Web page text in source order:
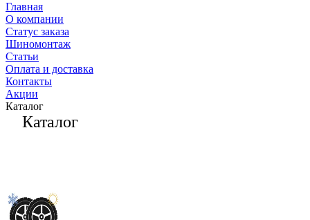
Главная
О компании
Статус заказа
Шиномонтаж
Статьи
Оплата и доставка
Контакты
Акции
Каталог
Каталог